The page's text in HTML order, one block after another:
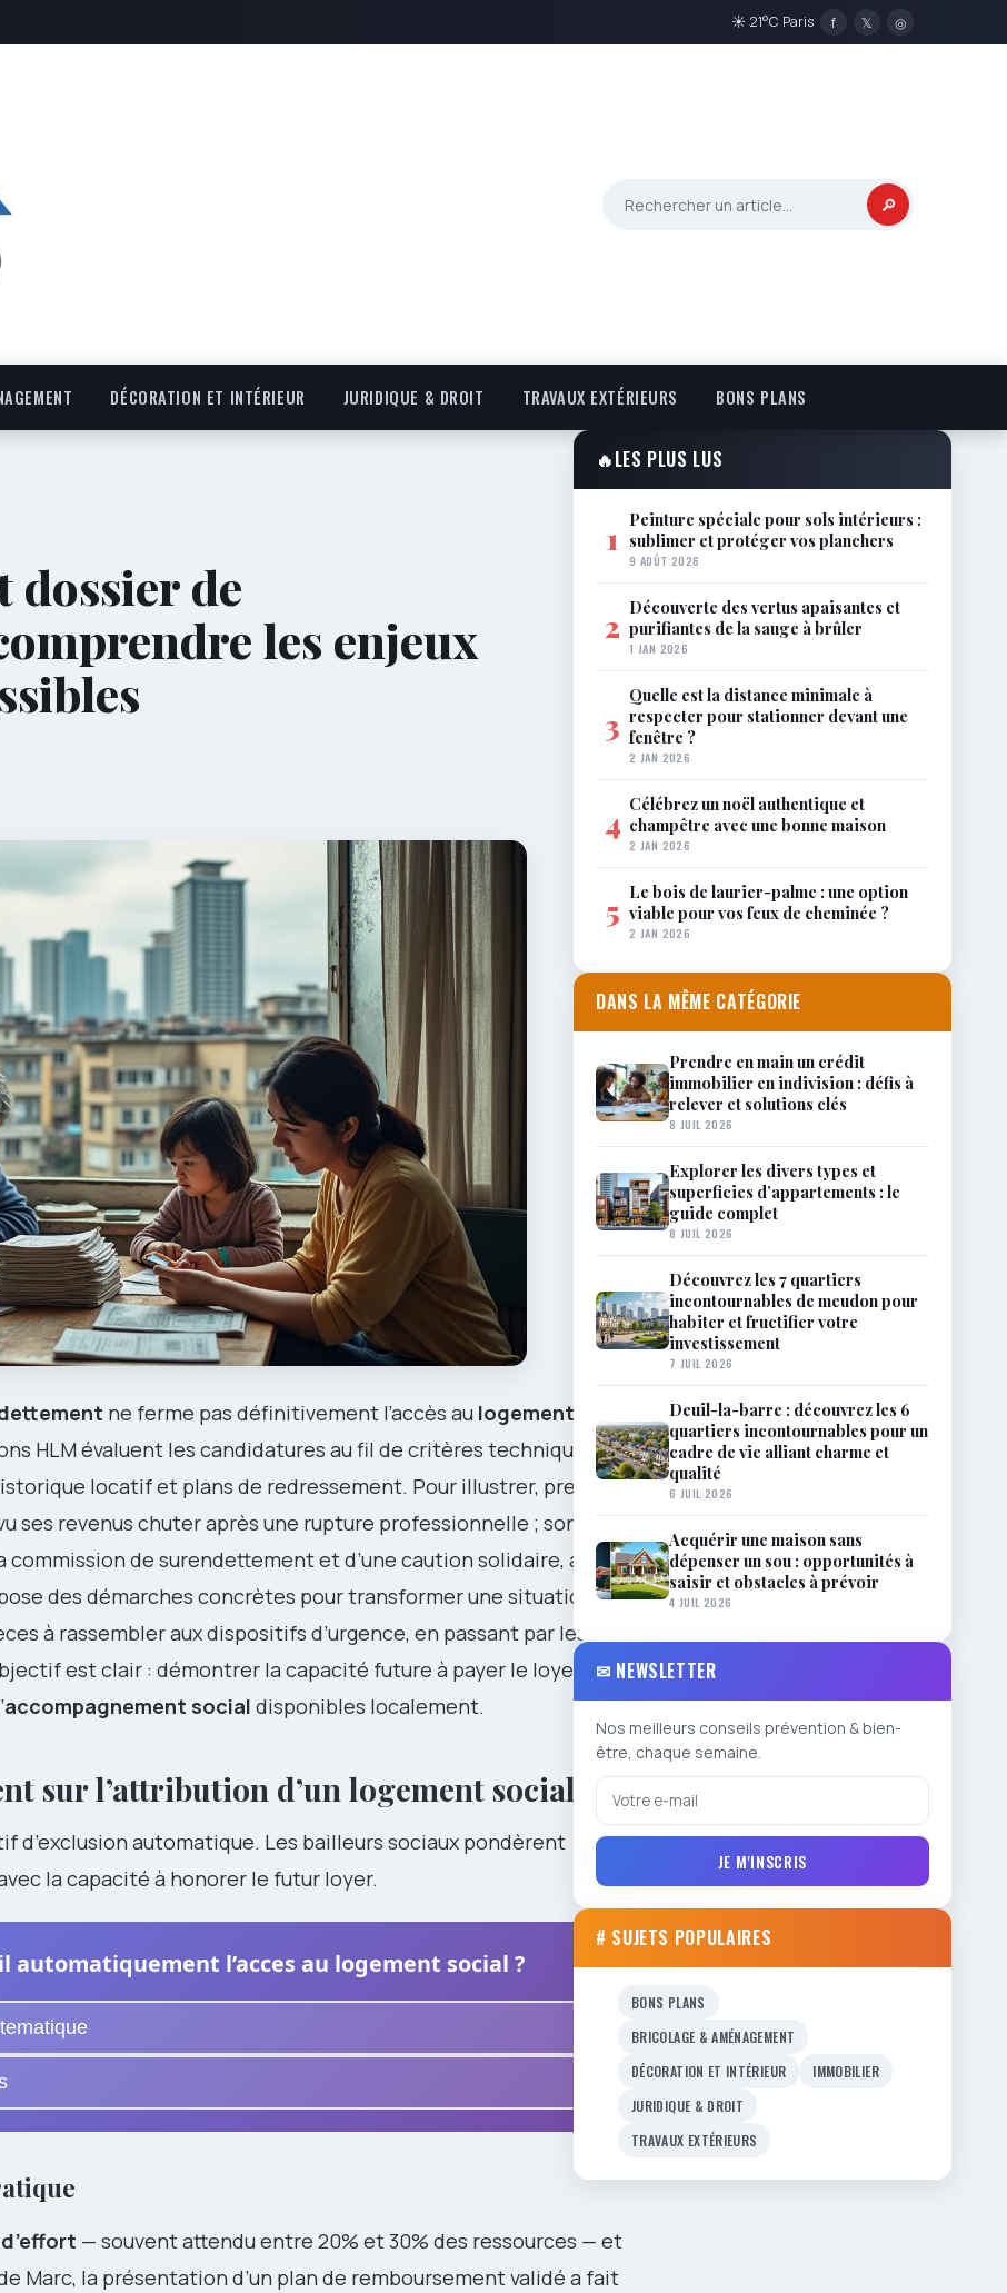
☀ 21°C Paris f 𝕏 ◎
🔎
DÉCORATION ET INTÉRIEUR JURIDIQUE & DROIT TRAVAUX EXTÉRIEURS BONS PLANS
dossier de
les enjeux
ne ferme pas définitivement l’accès au logement
HLM évaluent les candidatures au fil de critères techniques :
locatif et plans de redressement. Pour illustrer, prenons
ses revenus chuter après une rupture professionnelle ; son
commission de surendettement et d’une caution solidaire, a
des démarches concrètes pour transformer une situation
à rassembler aux dispositifs d’urgence, en passant par les
est clair : démontrer la capacité future à payer le loyer et
accompagnement social disponibles localement.
sur l’attribution d’un logement social
d’exclusion automatique. Les bailleurs sociaux pondèrent
la capacité à honorer le futur loyer.
l’acces au logement social ?
— souvent attendu entre 20% et 30% des ressources — et
Marc, la présentation d’un plan de remboursement validé a fait
🔥LES PLUS LUS
1 Peinture spéciale pour sols intérieurs :
sublimer et protéger vos planchers
9 AOÛT 2026
2 Découverte des vertus apaisantes et
purifiantes de la sauge à brûler
1 JAN 2026
3
Quelle est la distance minimale à
respecter pour stationner devant une
fenêtre ?
2 JAN 2026
4 Célébrez un noël authentique et
champêtre avec une bonne maison
2 JAN 2026
5 Le bois de laurier-palme : une option
viable pour vos feux de cheminée ?
2 JAN 2026
DANS LA MÊME CATÉGORIE
Prendre en main un crédit
immobilier en indivision : défis à
relever et solutions clés
8 JUIL 2026
Explorer les divers types et
superficies d’appartements : le
guide complet
8 JUIL 2026
Découvrez les 7 quartiers
incontournables de meudon pour
habiter et fructifier votre
investissement
7 JUIL 2026
Deuil-la-barre : découvrez les 6
quartiers incontournables pour un
cadre de vie alliant charme et
qualité
6 JUIL 2026
Acquérir une maison sans
dépenser un sou : opportunités à
saisir et obstacles à prévoir
4 JUIL 2026
✉ NEWSLETTER
Nos meilleurs conseils prévention & bien-
être, chaque semaine.
JE M'INSCRIS
# SUJETS POPULAIRES
BONS PLANS
BRICOLAGE & AMÉNAGEMENT
DÉCORATION ET INTÉRIEUR
IMMOBILIER
JURIDIQUE & DROIT
TRAVAUX EXTÉRIEURS